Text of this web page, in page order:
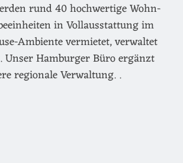
rund 40 hochwertige Wohn-
in Vollausstattung im
Ambiente vermietet, verwaltet
Unser Hamburger Büro ergänzt
regionale Verwaltung. .